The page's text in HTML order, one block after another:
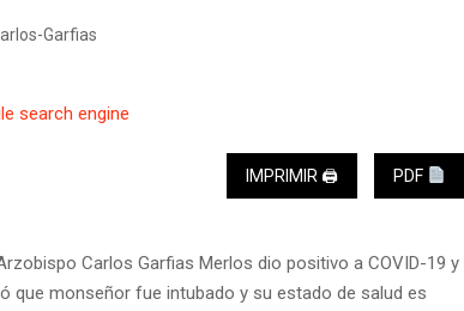
IMPRIMIR 🖨 PDF
Carlos Garfias Merlos dio positivo a COVID-19 y
que monseñor fue intubado y su estado de salud es